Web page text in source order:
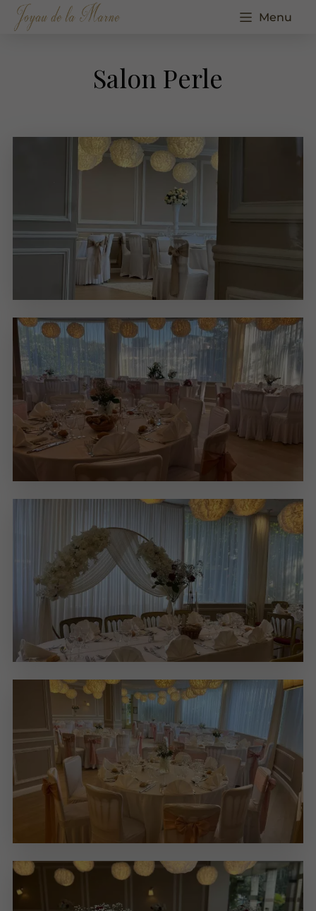
Menu
Salon Perle